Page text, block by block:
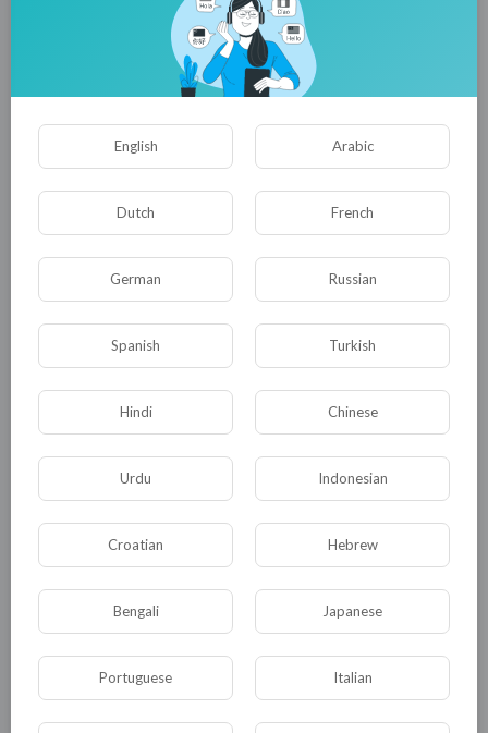
Комментариев нет
КАТЕГОРИИ
Общая Политика В мире
Общество События
Спорт Комедия Развлечение
Новости и политика Криминал Культура
Флора и фауна История
English Arabic
Dutch French
German Russian
Spanish Turkish
Hindi Chinese
Urdu Indonesian
Croatian Hebrew
Bengali Japanese
Portuguese Italian